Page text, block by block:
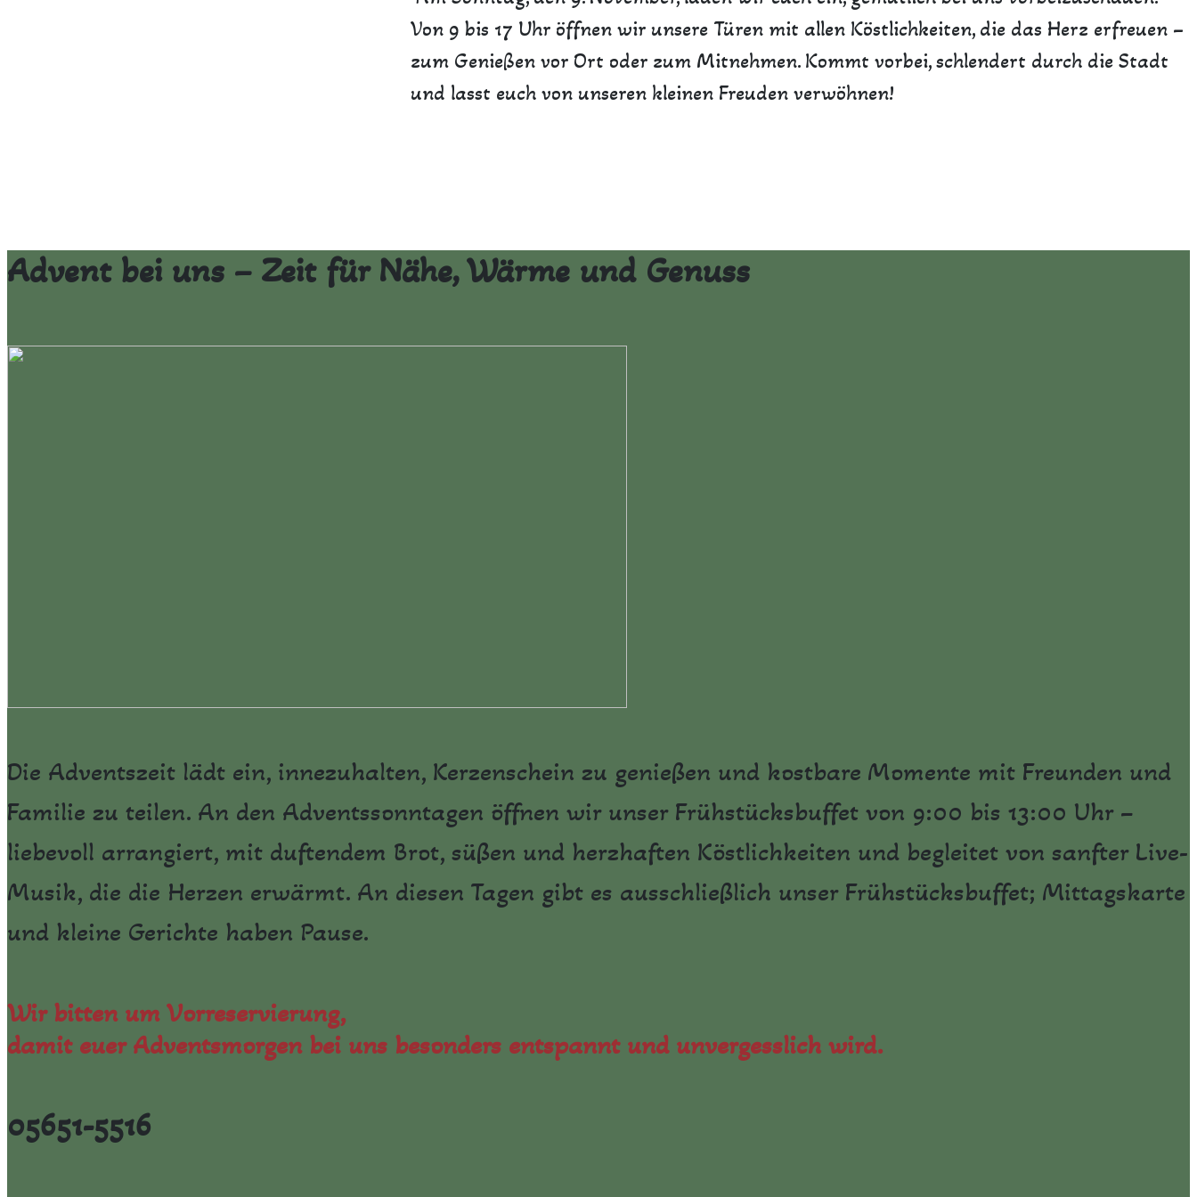
Von 9 bis 17 Uhr öffnen wir unsere Türen mit allen Köstlichkeiten, die das Herz erfreuen –
zum Genießen vor Ort oder zum Mitnehmen. Kommt vorbei, schlendert durch die Stadt
und lasst euch von unseren kleinen Freuden verwöhnen!
Advent bei uns – Zeit für Nähe, Wärme und Genuss
Die Adventszeit lädt ein, innezuhalten, Kerzenschein zu genießen und kostbare Momente mit Freunden und
Familie zu teilen. An den Adventssonntagen öffnen wir unser Frühstücksbuffet von 9:00 bis 13:00 Uhr –
liebevoll arrangiert, mit duftendem Brot, süßen und herzhaften Köstlichkeiten und begleitet von sanfter Live-
Musik, die die Herzen erwärmt. An diesen Tagen gibt es ausschließlich unser Frühstücksbuffet; Mittagskarte
und kleine Gerichte haben Pause.
Wir bitten um Vorreservierung,
damit euer Adventsmorgen bei uns besonders entspannt und unvergesslich wird.
05651-5516